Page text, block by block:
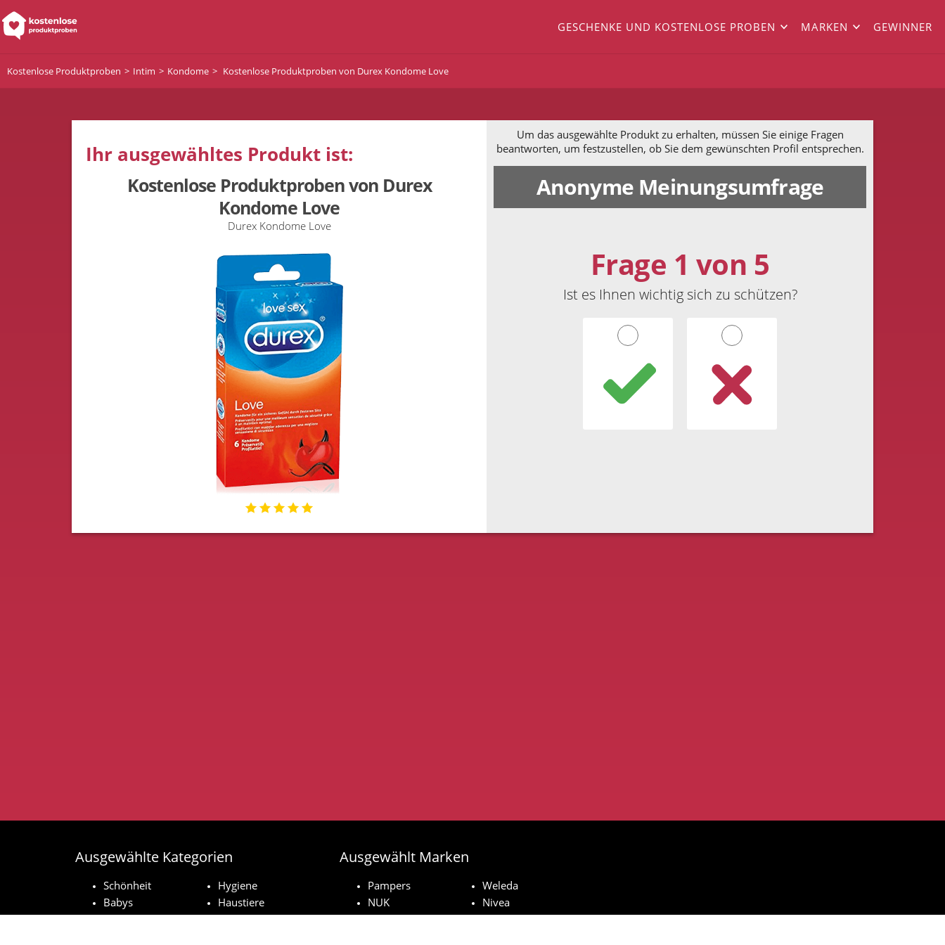
GESCHENKE UND KOSTENLOSE PROBEN MARKEN GEWINNER
Kostenlose Produktproben Intim Kondome Kostenlose Produktproben von Durex Kondome Love
Ihr ausgewähltes Produkt ist:
Kostenlose Produktproben von Durex
Kondome Love
Durex Kondome Love
Anonyme Meinungsumfrage
Um das ausgewählte Produkt zu erhalten, müssen Sie einige Fragen
beantworten, um festzustellen, ob Sie dem gewünschten Profil entsprechen.
Frage 1 von 5
Ist es Ihnen wichtig sich zu schützen?
Ausgewählte Kategorien
Schönheit
Hygiene
Babys
Haustiere
Haushaltsprodukte
Ausgewählt Marken
Pampers
Weleda
NUK
Nivea
Royal Canin